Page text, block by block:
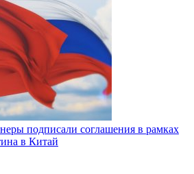
подписали соглашения в рамках
в Китай